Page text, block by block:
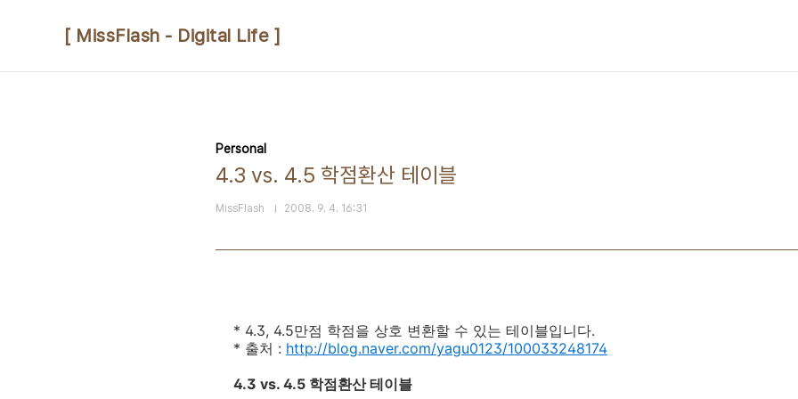
[ MissFlash - Digital Life ]
Personal
4.3 vs. 4.5 학점환산 테이블
MissFlash 2008. 9. 4. 16:31
* 4.3, 4.5만점 학점을 상호 변환할 수 있는 테이블입니다.
* 출처 : http://blog.naver.com/yagu0123/100033248174
4.3 vs. 4.5 학점환산 테이블